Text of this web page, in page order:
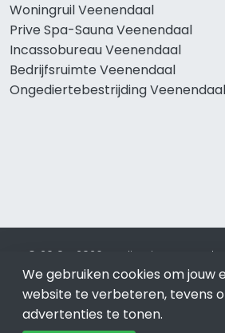
Woningruil Veenendaal
Prive Spa-Sauna Veenendaal
Incassobureau Veenendaal
Bedrijfsruimte Veenendaal
Ongediertebestrijding Veenendaal
© 2019 - 2026 Realisatie en SEO
Internet. Betaal alleen voor
optimalisatie No Cure No Pay.
Lion Internet.
We gebruiken cookies om jouw
website te verbeteren, tevens
advertenties te tonen.